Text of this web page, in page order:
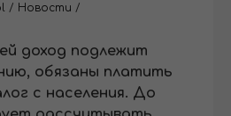
/ Новости /
доход подлежит
обязаны платить
с населения. До